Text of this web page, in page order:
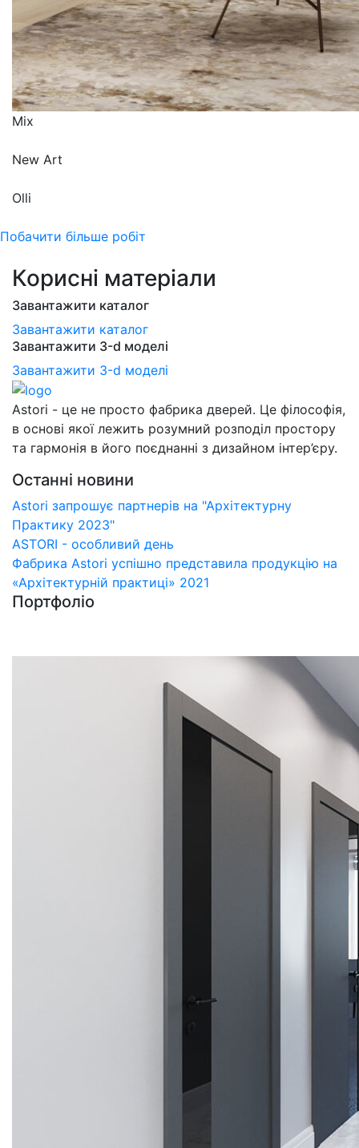
Mix
New Art
Olli
Побачити більше робіт
Корисні матеріали
Завантажити каталог
Завантажити каталог
Завантажити 3-d моделі
Завантажити 3-d моделі
Astori - це не просто фабрика дверей. Це філософія,
в основі якої лежить розумний розподіл простору
та гармонія в його поєднанні з дизайном інтер’єру.
Останні новини
Astori запрошує партнерів на "Архітектурну
Практику 2023"
ASTORI - особливий день
Фабрика Astori успішно представила продукцію на
«Архітектурній практиці» 2021
Портфоліо